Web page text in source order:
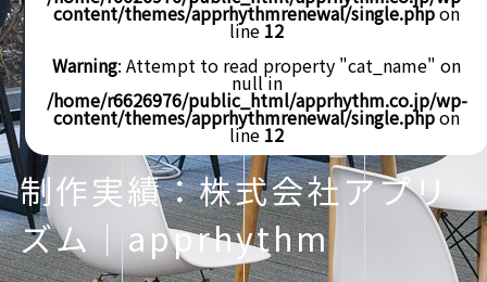
content/themes/apprhythmrenewal/single.phpon
line 12
Warning: Attempt to read property "cat_name" on
null in
/home/r6626976/public_html/apprhythm.co.jp/wp-
content/themes/apprhythmrenewal/single.phpon
line 12
制作実績：株式会社アプリ
ズム｜apprhythm